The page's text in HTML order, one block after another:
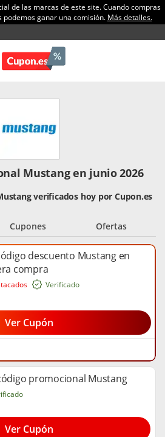
de las marcas de este site. Cuando compras
ganar una comisión. Más detalles.
Mustang en junio 2026
verificados hoy por Cupon.es
Cupones Ofertas
descuento Mustang en
compra
Verificado
Ver Cupón
promocional Mustang
Ver Cupón